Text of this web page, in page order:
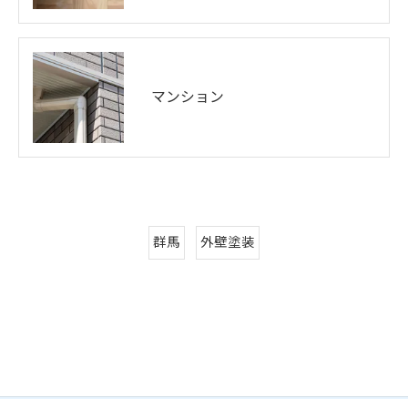
マンション
群馬 外壁塗装